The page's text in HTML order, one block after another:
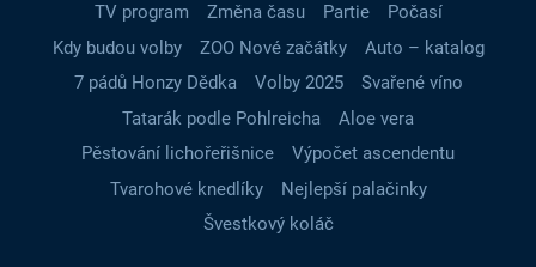
TV program
Změna času Partie
Počasí
Kdy budou volby
ZOO Nové začátky
Auto – katalog
7 pádů Honzy Dědka
Volby 2025
Svařené víno
Tatarák podle Pohlreicha
Aloe vera
Pěstování lichořeřišnice
Výpočet ascendentu
Tvarohové knedlíky
Nejlepší palačinky
Švestkový koláč